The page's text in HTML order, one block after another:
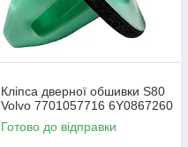
Кліпса дверної обшивки S80
Volvo 7701057716 6Y0867260
Готово до відправки